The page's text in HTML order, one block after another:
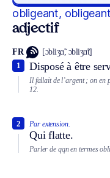
obligeant,
adjectif
FR [ɔbliʒɑ̃, ɔbliʒɑ̃t]
Disposé à être
1
Il fallait de l’argent ; on en
12.
Par extension.
Qui flatte.
2
Parler de qqn en termes